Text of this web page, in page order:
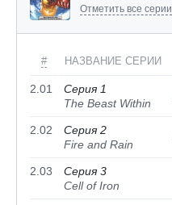
Отметить все серии
# НАЗВАНИЕ СЕРИИ
2.01
Серия 1
The Beast Within
2.02
Серия 2
Fire and Rain
2.03
Серия 3
Cell of Iron